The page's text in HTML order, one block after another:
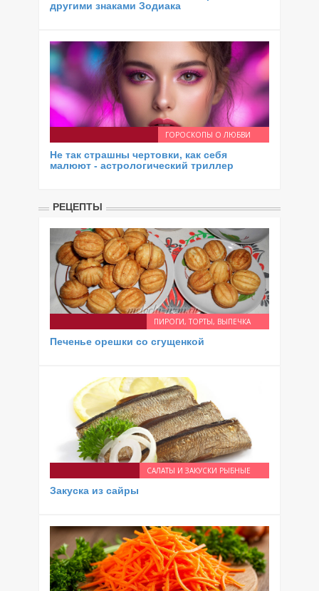
другими знаками Зодиака
ГОРОСКОПЫ О ЛЮБВИ
Не так страшны чертовки, как себя
малюют - астрологический триллер
РЕЦЕПТЫ
ПИРОГИ, ТОРТЫ, ВЫПЕЧКА
Печенье орешки со сгущенкой
САЛАТЫ И ЗАКУСКИ РЫБНЫЕ
Закуска из сайры